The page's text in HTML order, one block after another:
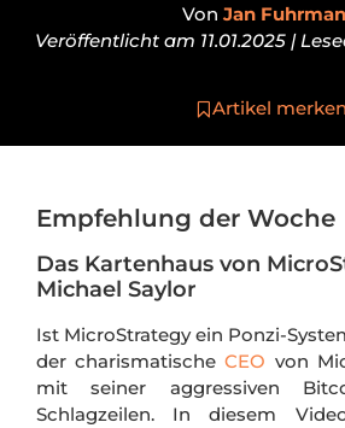
Von Jan
Veröffentlicht am 11.01.2025 |
Artikel merken
Empfehlung der Woche
Das Kartenhaus von
Michael Saylor
Ist MicroStrategy ein Ponzi-
der charismatischeCEO von
mit seiner aggressiven
Schlagzeilen. In diesem